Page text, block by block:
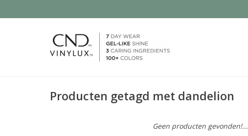
Producten getagd met dandelion
Geen producten gevonden!...